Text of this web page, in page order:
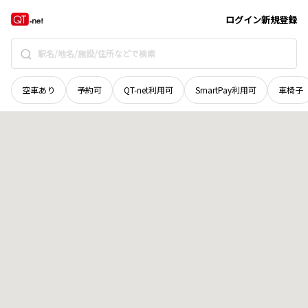
ログイン新規登録
空車あり 予約可 QT-net利用可 SmartPay利用可 車椅子
香川県